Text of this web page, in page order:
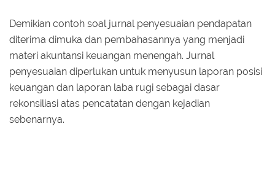
Demikian contoh soal jurnal penyesuaian pendapatan
diterima dimuka dan pembahasannya yang menjadi
materi akuntansi keuangan menengah. Jurnal
penyesuaian diperlukan untuk menyusun laporan posisi
keuangan dan laporan laba rugi sebagai dasar
rekonsiliasi atas pencatatan dengan kejadian
sebenarnya.